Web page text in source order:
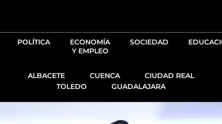
POLÍTICA
ECONOMÍA
Y EMPLEO
SOCIEDAD
ALBACETE CUENCA
CIUDAD REAL
TOLEDO
GUADALAJARA